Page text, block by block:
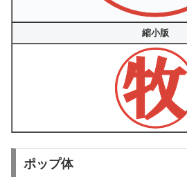
縮小版
ポップ体